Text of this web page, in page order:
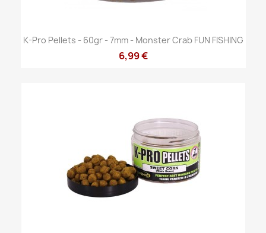
K-Pro Pellets - 60gr - 7mm - Monster Crab FUN FISHING
6,99 €